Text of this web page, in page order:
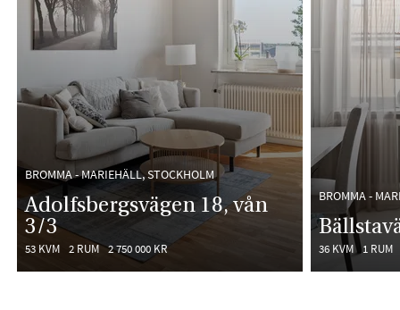
BROMMA - MARIEHÄLL, STOCKHOLM
Adolfsbergsvägen 18, vån
3/3
53 KVM 2 RUM 2 750 000 KR
BROMMA -
36 KVM 1 RUM